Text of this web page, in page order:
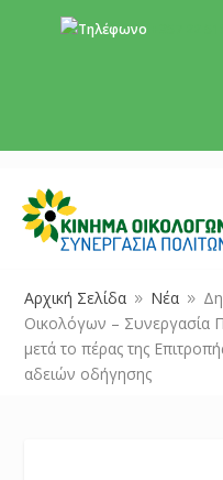
Αρχική Σελίδα 9 Νέα 9
Οικολόγων – Συνεργασία
μετά το πέρας της
αδειών οδήγησης